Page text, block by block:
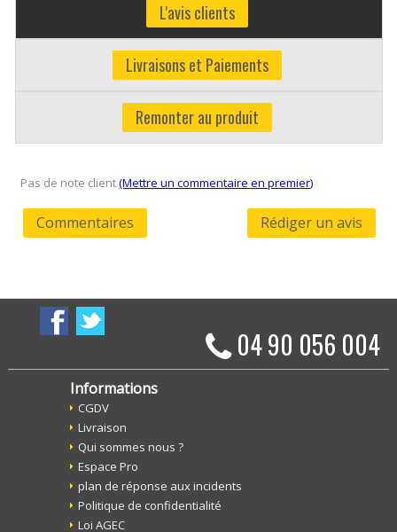
L'avis clients
Livraisons et Paiements
Remonter au produit
Pas de note client(Mettre un commentaire en premier)
Commentaires Rédiger un avis
04 90 056 004
Informations
CGDV
Livraison
Qui sommes nous ?
Espace Pro
plan de réponse aux incidents
Politique de confidentialité
Loi AGEC